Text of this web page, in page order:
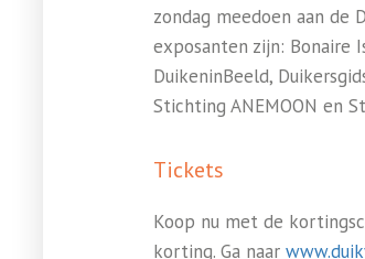
zondag meedoen aan de
exposanten zijn: Bonaire
DuikeninBeeld,
Stichting ANEMOON en
Tickets
Koop nu met de
korting. Ga naar